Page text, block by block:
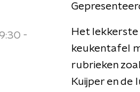
-
Het
keukentafel
rubrieken
Kuijper en de